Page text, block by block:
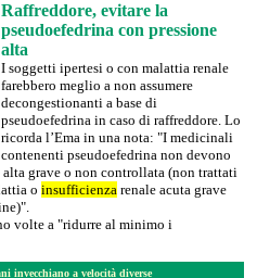
Raffreddore, evitare la
pseudoefedrina con pressione
alta
I soggetti ipertesi o con malattia renale
farebbero meglio a non assumere
decongestionanti a base di
pseudoefedrina in caso di raffreddore. Lo
ricorda l’Ema in una nota: "I medicinali
contenenti pseudoefedrina non devono
alta grave o non controllata (non trattati
o insufficienza renale acuta grave
volte a "ridurre al minimo i
invecchiano a velocità diverse